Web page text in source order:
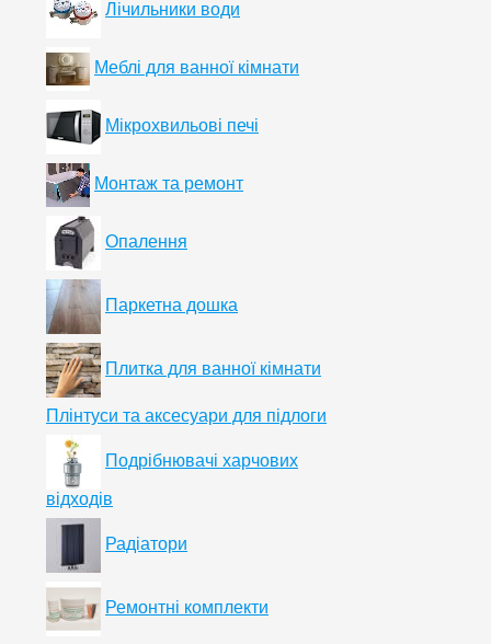
Лічильники води
Меблі для ванної кімнати
Мікрохвильові печі
Монтаж та ремонт
Опалення
Паркетна дошка
Плитка для ванної кімнати
Плінтуси та аксесуари для підлоги
Подрібнювачі харчових
відходів
Радіатори
Ремонтні комплекти